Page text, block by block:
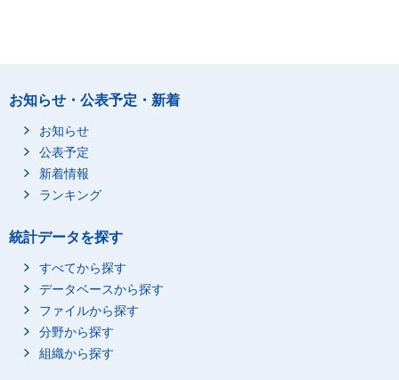
お知らせ・公表予定・新着
お知らせ
公表予定
新着情報
ランキング
統計データを探す
すべてから探す
データベースから探す
ファイルから探す
分野から探す
組織から探す